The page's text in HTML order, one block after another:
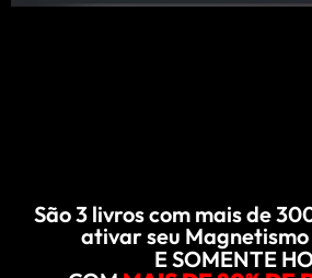
São 3 livros com mais de
ativar seu
E SOMENTE